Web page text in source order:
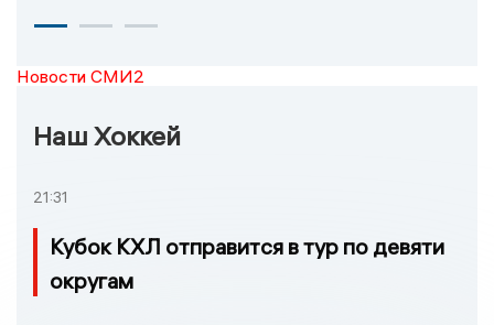
Новости СМИ2
Наш Хоккей
21:31
Кубок КХЛ отправится в тур по девяти
округам